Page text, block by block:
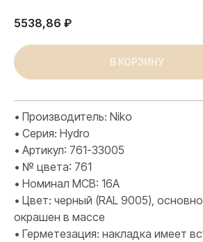
5538,86 ₽
В КОРЗИНУ
• Производитель: Niko
• Серия: Hydro
• Артикул: 761-33005
• № цвета: 761
• Номинал MCB: 16А
• Цвет: черный (RAL 9005),
окрашен в массе
• Герметезация: накладка имеет